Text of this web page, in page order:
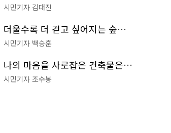
시민기자 김대진
더울수록 더 걷고 싶어지는 숲길! 서울둘레길 '아차산 코스'
시민기자 백승훈
나의 마음을 사로잡은 건축물은? '서울시 건축상' 수상작 공개!
시민기자 조수봉